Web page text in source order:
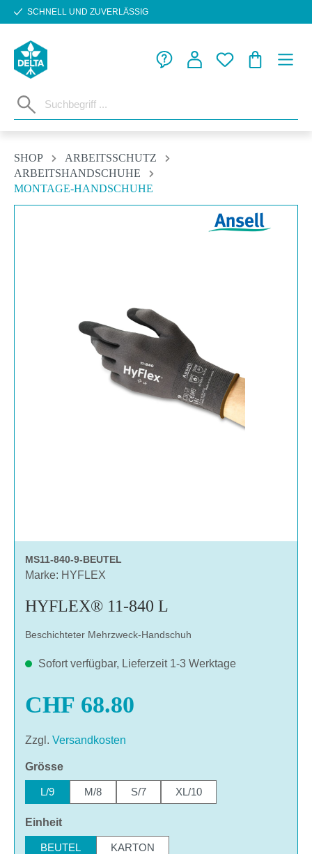
Zum Hauptinhalt springen
SCHNELL UND ZUVERLÄSSIG
SHOP
ARBEITSSCHUTZ
ARBEITSHANDSCHUHE
MONTAGE-HANDSCHUHE
MS11-840-9-BEUTEL
Marke: HYFLEX
HYFLEX® 11-840 L
Beschichteter Mehrzweck-Handschuh
Sofort verfügbar, Lieferzeit 1-3 Werktage
CHF 68.80
Zzgl. Versandkosten
Grösseauswählen
L/9 M/8 S/7 XL/10
Einheitauswählen
BEUTEL KARTON